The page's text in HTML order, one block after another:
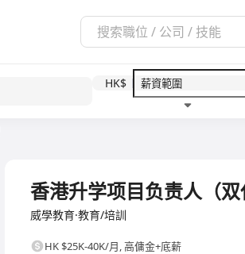
HK$
香港升学项目负责人（双
威學教育·教育/培訓
HK $25K-40K/月,高傭金+底薪